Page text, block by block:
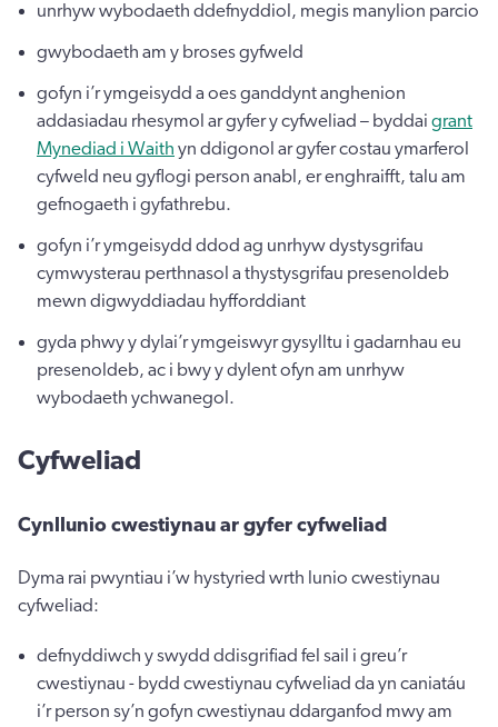
unrhyw wybodaeth ddefnyddiol, megis manylion parcio
gwybodaeth am y broses gyfweld
gofyn i’r ymgeisydd a oes ganddynt anghenion
addasiadau rhesymol ar gyfer y cyfweliad – byddai grant
Mynediad i Waith yn ddigonol ar gyfer costau ymarferol
cyfweld neu gyflogi person anabl, er enghraifft, talu am
gefnogaeth i gyfathrebu.
gofyn i’r ymgeisydd ddod ag unrhyw dystysgrifau
cymwysterau perthnasol a thystysgrifau presenoldeb
mewn digwyddiadau hyfforddiant
gyda phwy y dylai’r ymgeiswyr gysylltu i gadarnhau eu
presenoldeb, ac i bwy y dylent ofyn am unrhyw
wybodaeth ychwanegol.
Cyfweliad
Cynllunio cwestiynau ar gyfer cyfweliad
Dyma rai pwyntiau i’w hystyried wrth lunio cwestiynau
cyfweliad:
defnyddiwch y swydd ddisgrifiad fel sail i greu’r
cwestiynau - bydd cwestiynau cyfweliad da yn caniatáu
i’r person sy’n gofyn cwestiynau ddarganfod mwy am